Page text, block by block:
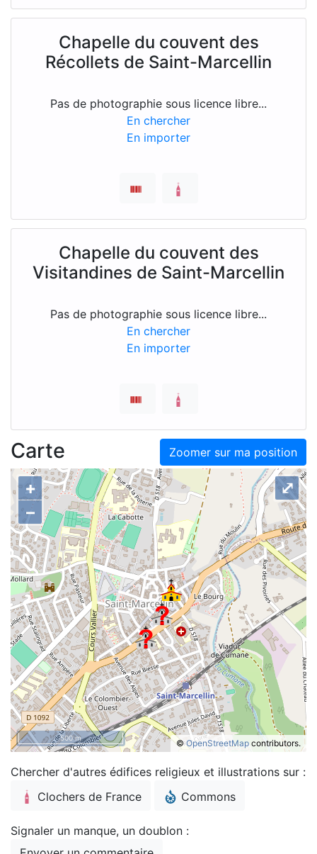
Chapelle du couvent des
Récollets de Saint-Marcellin
Pas de photographie sous licence libre...
En chercher
En importer
Chapelle du couvent des
Visitandines de Saint-Marcellin
Pas de photographie sous licence libre...
En chercher
En importer
Zoomer sur ma position
Carte
+
–
©OpenStreetMap contributors.
⤢
500 m
Chercher d'autres édifices religieux et illustrations sur :
Clochers de France
Commons
Signaler un manque, un doublon :